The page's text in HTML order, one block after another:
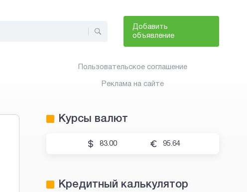
Добавить
объявление
Пользовательское соглашение
Реклама на сайте
Курсы валют
83.00 95.64
Кредитный калькулятор